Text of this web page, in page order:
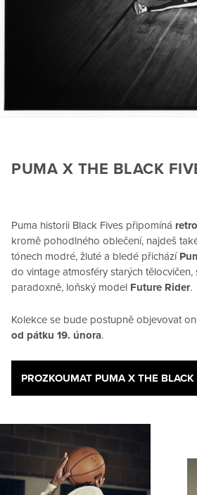
PUMA X THE BLACK
Puma historii Black Fives připomíná
kromě pohodlného oblečení, najdeš
tónech modré, žluté a bledé přichází
do vintage atmosféry starých
paradoxně, loňský model Future Rider.
Kolekce se bude postupně objevovat
od pátku 19. února.
PROZKOUMAT PUMA X THE BLACK